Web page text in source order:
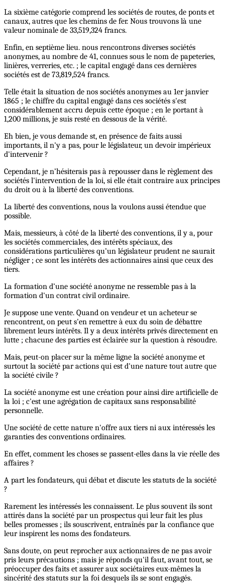
La sixième catégorie comprend les sociétés de routes, de ponts et
canaux, autres que les chemins de fer. Nous trouvons là une
valeur nominale de 33,519,324 francs.
Enfin, en septième lieu. nous rencontrons diverses sociétés
anonymes, au nombre de 41, connues sous le nom de papeteries,
linières, verreries, etc. ; le capital engagé dans ces dernières
sociétés est de 73,819,524 francs.
Telle était la situation de nos sociétés anonymes au 1er janvier
1865 ; le chiffre du capital engagé dans ces sociétés s'est
considérablement accru depuis cette époque ; en le portant à
1,200 millions, je suis resté en dessous de la vérité.
Eh bien, je vous demande st, en présence de faits aussi
importants, il n'y a pas, pour le législateur, un devoir impérieux
d'intervenir ?
Cependant, je n’hésiterais pas à repousser dans le règlement des
sociétés l'intervention de la loi, si elle était contraire aux principes
du droit ou à la liberté des conventions.
La liberté des conventions, nous la voulons aussi étendue que
possible.
Mais, messieurs, à côté de la liberté des conventions, il y a, pour
les sociétés commerciales, des intérêts spéciaux, des
considérations particulières qu’un législateur prudent ne saurait
négliger ; ce sont les intérêts des actionnaires ainsi que ceux des
tiers.
La formation d’une société anonyme ne ressemble pas à la
formation d'un contrat civil ordinaire.
Je suppose une vente. Quand on vendeur et un acheteur se
rencontrent, on peut s'en remettre à eux du soin de débattre
librement leurs intérêts. Il y a deux intérêts privés directement en
lutte ; chacune des parties est éclairée sur la question à résoudre.
Mais, peut-on placer sur la même ligne la société anonyme et
surtout la société par actions qui est d'une nature tout autre que
la société civile ?
La société anonyme est une création pour ainsi dire artificielle de
la loi ; c'est une agrégation de capitaux sans responsabilité
personnelle.
Une société de cette nature n'offre aux tiers ni aux intéressés les
garanties des conventions ordinaires.
En effet, comment les choses se passent-elles dans la vie réelle des
affaires ?
A part les fondateurs, qui débat et discute les statuts de la société
?
Rarement les intéressés les connaissent. Le plus souvent ils sont
attirés dans la société par un prospectus qui leur fait les plus
belles promesses ; ils souscrivent, entraînés par la confiance que
leur inspirent les noms des fondateurs.
Sans doute, on peut reprocher aux actionnaires de ne pas avoir
pris leurs précautions ; mais je réponds qu'il faut, avant tout, se
préoccuper des faits et assurer aux sociétaires eux-mêmes la
sincérité des statuts sur la foi desquels ils se sont engagés.